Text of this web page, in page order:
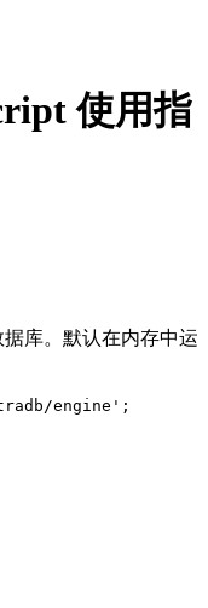
使用指
库。默认在内存中运
engine ' ;